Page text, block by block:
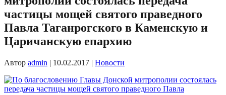
частицы мощей святого праведного
Павла Таганрогского в Каменскую и
Царичанскую епархию
Автор admin | 10.02.2017 | Новости